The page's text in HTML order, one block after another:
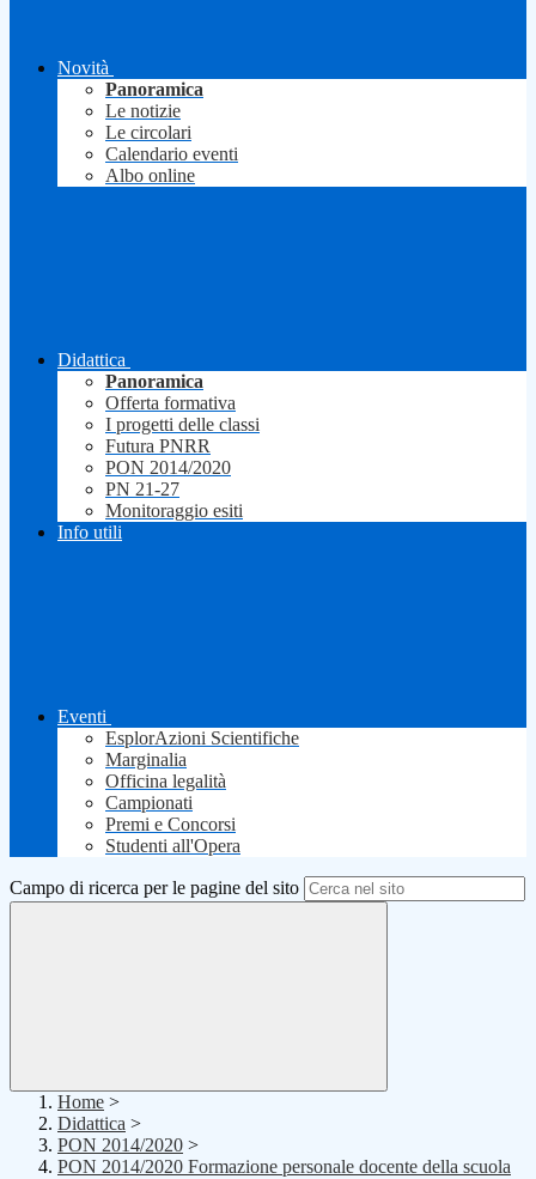
Novità
Panoramica
Le notizie
Le circolari
Calendario eventi
Albo online
Didattica
Panoramica
Offerta formativa
I progetti delle classi
Futura PNRR
PON 2014/2020
PN 21-27
Monitoraggio esiti
Info utili
Eventi
EsplorAzioni Scientifiche
Marginalia
Officina legalità
Campionati
Premi e Concorsi
Studenti all'Opera
Campo di ricerca per le pagine del sito
Home >
Didattica >
PON 2014/2020 >
PON 2014/2020 Formazione personale docente della scuola